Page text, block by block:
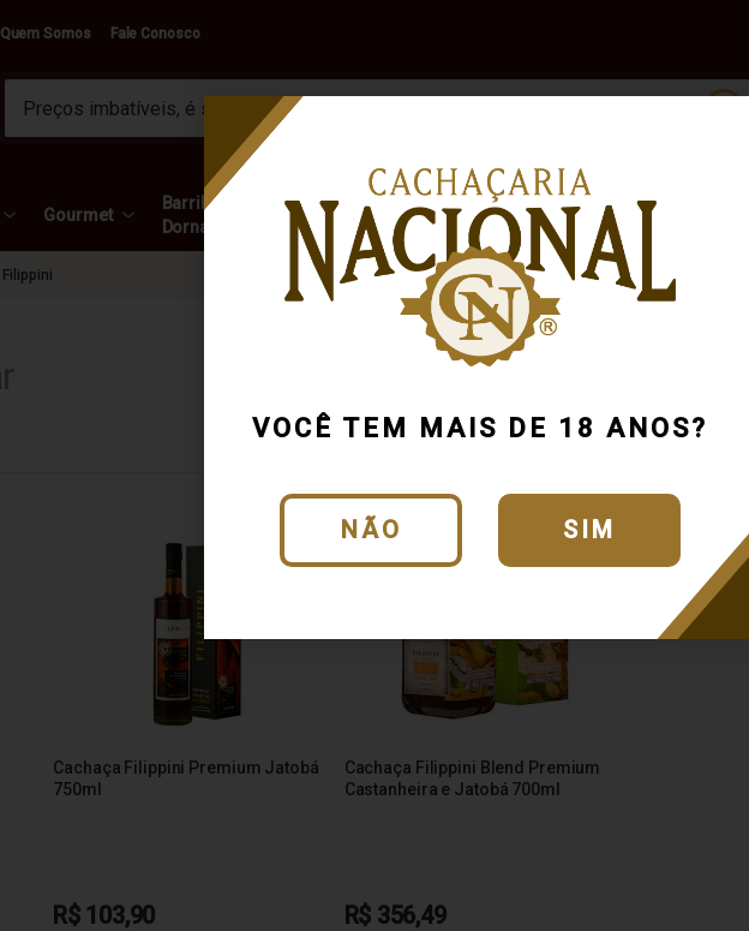
VOCÊ TEM MAIS DE 18 ANOS?
NÃO SIM
Quem Somos Fale Conosco
Gourmet
Barril e
Dorna
Acessórios
Outras
Bebidas
Marcas
Filippini
Cachaça Filippini Premium Jatobá
750ml
R$ 103,90
Cachaça Filippini Blend Premium
Castanheira e Jatobá 700ml
R$ 356,49